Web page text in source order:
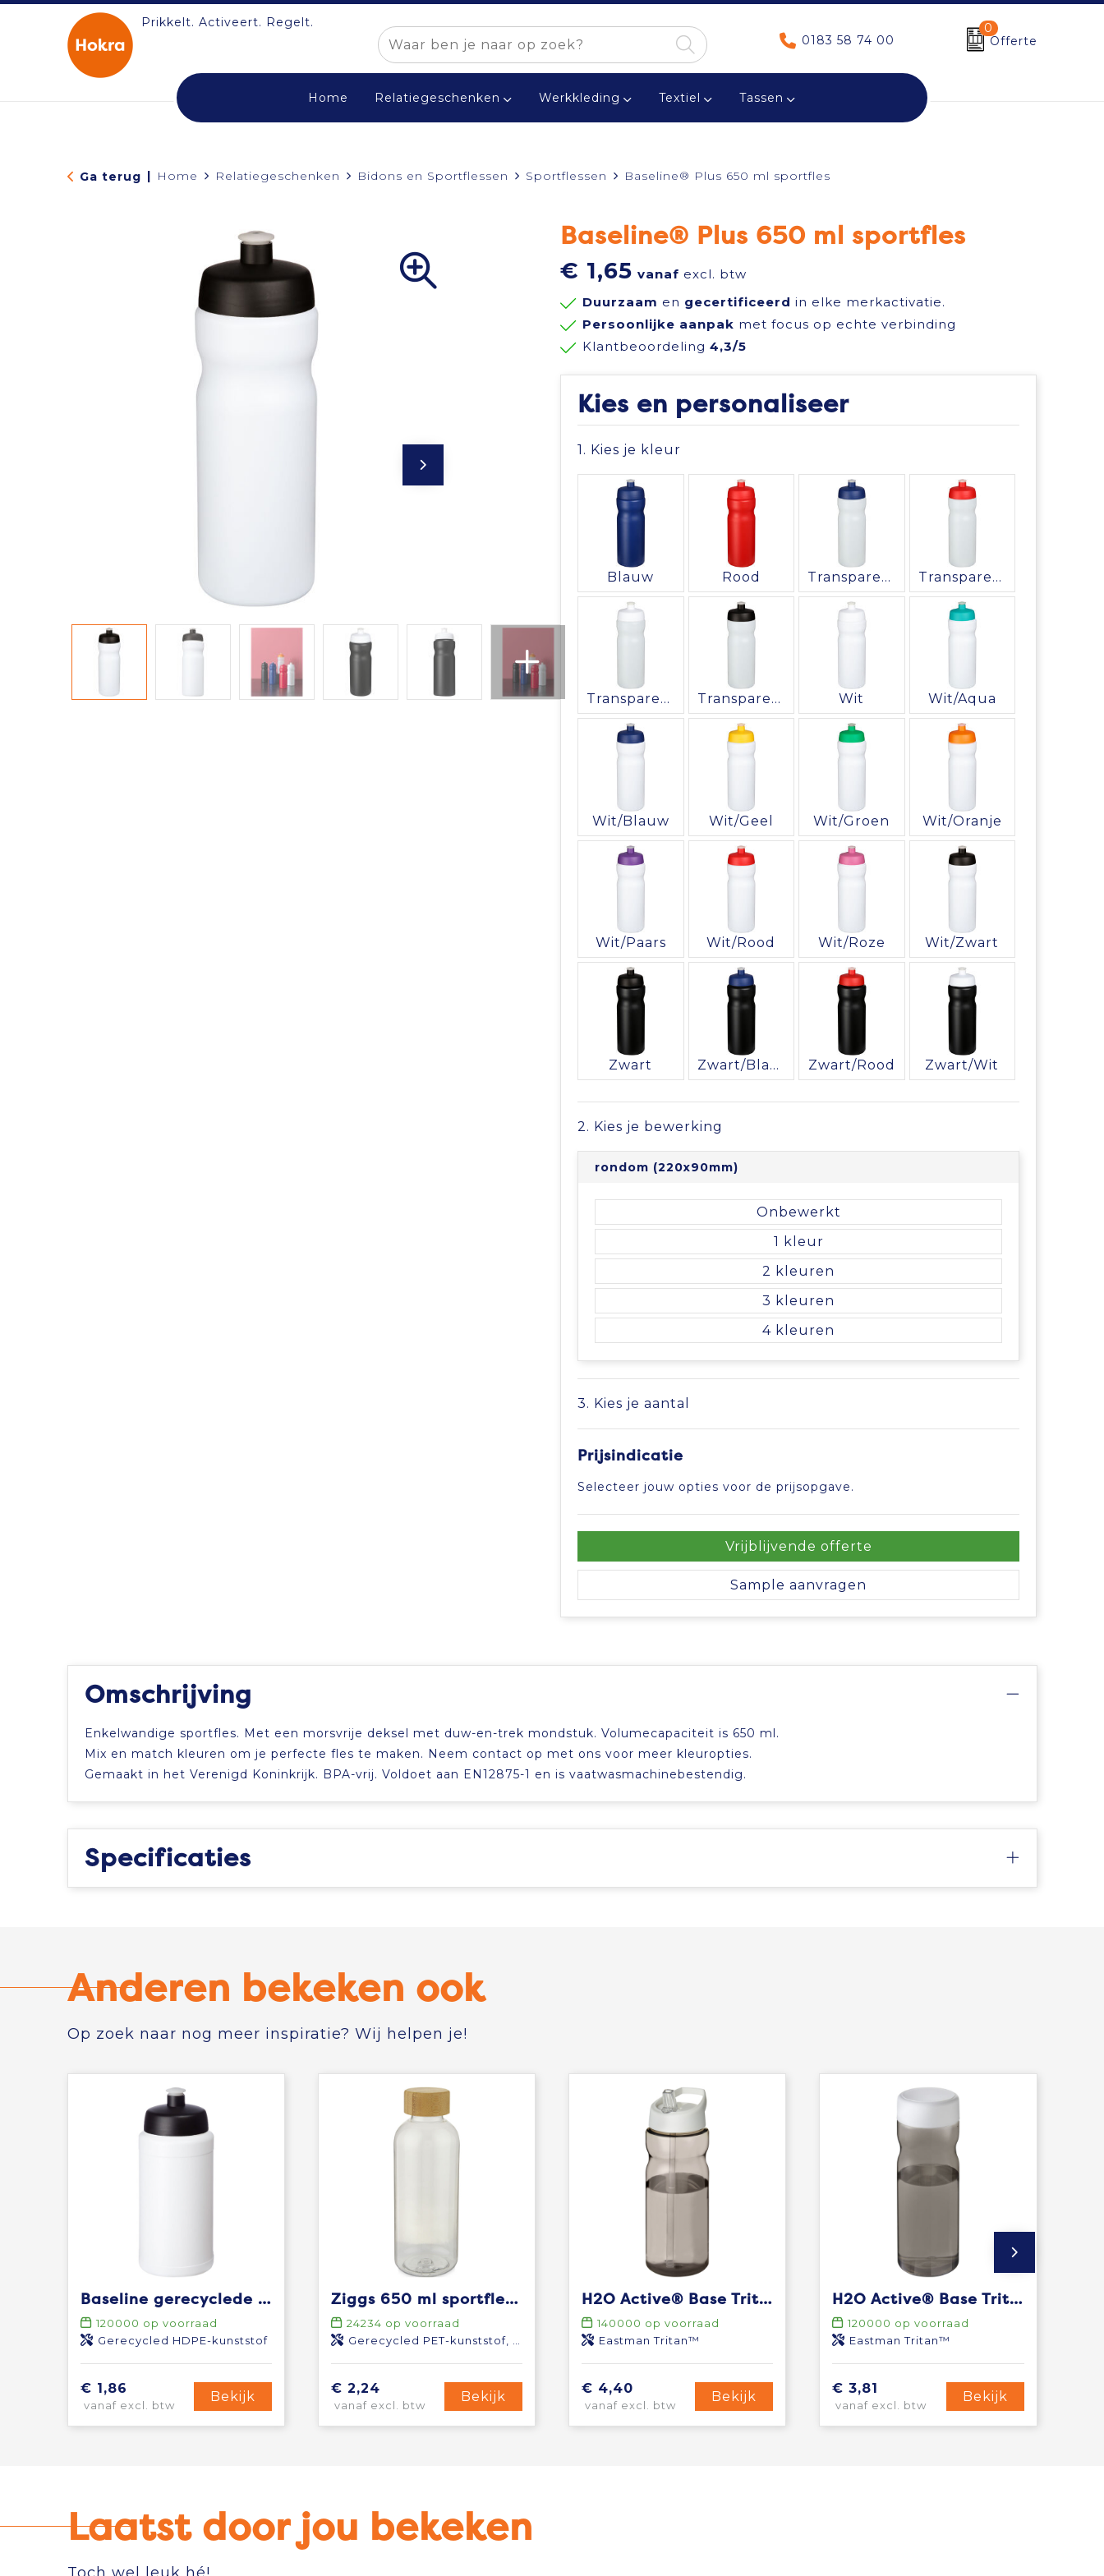
Prikkelt. Activeert. Regelt.
0183 58 74 00
0
Offerte
Home Relatiegeschenken Werkkleding Textiel Tassen
Ga terug | Home Relatiegeschenken Bidons en Sportflessen Sportflessen Baseline® Plus 650 ml sportfles
Baseline® Plus 650 ml sportfles
€ 1,65 vanaf excl. btw
Duurzaam en gecertificeerd in elke merkactivatie.
Persoonlijke aanpak met focus op echte verbinding
Klantbeoordeling 4,3/5
Kies en personaliseer
1. Kies je kleur
Blauw Rood Transparent/Blauw Transparent/Rood
Transparent/Wit Transparent/Zwart Wit Wit/Aqua
Wit/Blauw Wit/Geel Wit/Groen Wit/Oranje
Wit/Paars Wit/Rood Wit/Roze Wit/Zwart
Zwart Zwart/Blauw Zwart/Rood Zwart/Wit
2. Kies je bewerking
rondom (220x90mm)
Onbewerkt
1
2
3
4
3. Kies je aantal
Prijsindicatie
Selecteer jouw opties voor de prijsopgave.
Vrijblijvende offerte
Sample aanvragen
Omschrijving
Enkelwandige sportfles. Met een morsvrije deksel met duw-en-trek mondstuk. Volumecapaciteit is 650 ml.
Mix en match kleuren om je perfecte fles te maken. Neem contact op met ons voor meer kleuropties.
Gemaakt in het Verenigd Koninkrijk. BPA-vrij. Voldoet aan EN12875-1 en is vaatwasmachinebestendig.
Specificaties
Anderen bekeken ook
Op zoek naar nog meer inspiratie? Wij helpen je!
Baseline gerecyclede sportfles van 500 ml
120000 op voorraad
Gerecycled HDPE-kunststof
€ 1,86
vanaf excl. btw
Bekijk
Ziggs 650 ml sportfles van gerecycled plastic
24234 op voorraad
Gerecycled PET-kunststof, Bamboe, PP-kunststof
€ 2,24
vanaf excl. btw
Bekijk
H2O Active® Base Tritan™ 650 mlsportfles met tuitdeksel
140000 op voorraad
Eastman Tritan™
€ 4,40
vanaf excl. btw
Bekijk
H2O Active® Base Tritan™ 650 ml sportfles met schroefdeksel
120000 op voorraad
Eastman Tritan™
€ 3,81
vanaf excl. btw
Bekijk
Laatst door jou bekeken